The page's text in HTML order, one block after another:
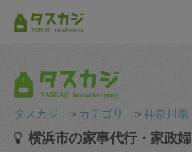
タスカジ ＞ カテゴリ ＞神奈川県
横浜市の家事代行・家政婦